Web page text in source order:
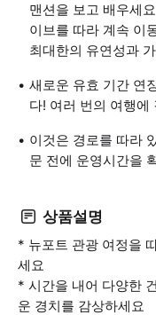
맨션을 보고 배우세
이브를 따라 계속 이
최대한의 유연성과
새로운 유효 기간 연
다! 여러 번의 여행에
이것은 경로를 따라
문 전에 운영시간을
상품설명
* 뉴포트 관광 여정을
세요
* 시간을 내어 다양한
운 경치를 감상하세요